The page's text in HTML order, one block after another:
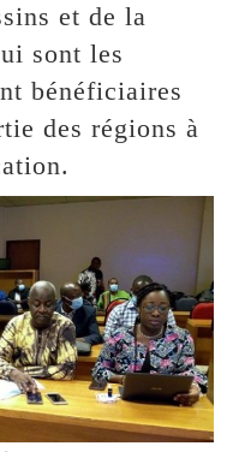
et de la
sont les
bénéficiaires
des régions à